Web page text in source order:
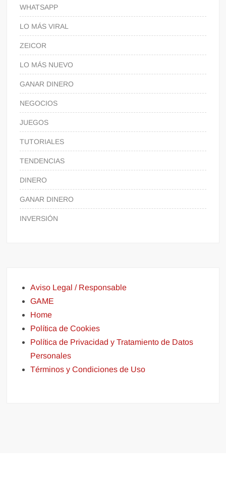
WHATSAPP
LO MÁS VIRAL
ZEICOR
LO MÁS NUEVO
GANAR DINERO
NEGOCIOS
JUEGOS
TUTORIALES
TENDENCIAS
DINERO
GANAR DINERO
INVERSIÓN
Aviso Legal / Responsable
GAME
Home
Política de Cookies
Política de Privacidad y Tratamiento de Datos
Personales
Términos y Condiciones de Uso